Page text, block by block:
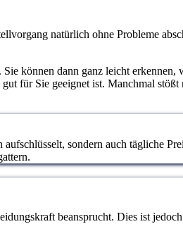
natürlich ohne Probleme
können dann ganz leicht
für Sie geeignet ist. Manchmal stößt
sondern auch tägliche
beansprucht. Dies ist